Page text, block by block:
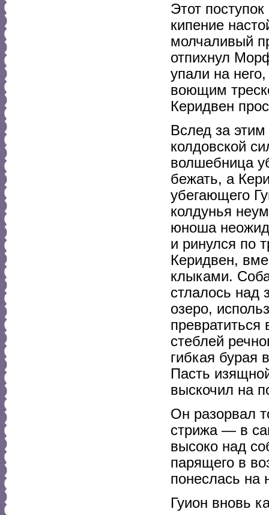
Этот
кипение
молчаливый
отпихнул
упали на
воющим
Керидвен
Вслед за
колдовской
волшебница
бежать, а
убегающего
колдунья
юноша
и ринулся по
Керидвен,
клыками.
стлалось над
озеро,
стеблей
гибкая бурая
Пасть
выскочил на
Он разорвал
стрижа — в
высоко над
парящего в
понеслась на
Гуион вновь